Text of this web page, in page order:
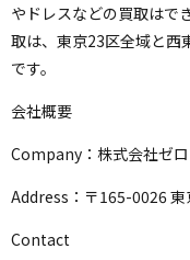
やドレスなどの買取はで
取は、東京23区全域と西
です。
会社概要
Company：株式会社ゼ
Address：〒165-0026
Contact